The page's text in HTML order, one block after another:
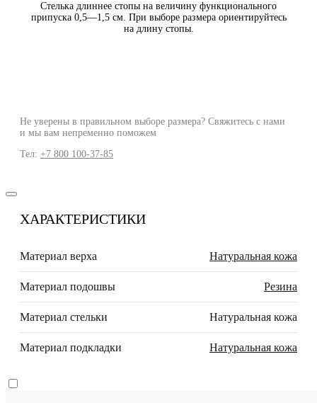
Стелька длиннее стопы на величину функционального
припуска 0,5—1,5 см. При выборе размера ориентируйтесь
на длину стопы.
Не уверены в правильном выборе размера? Свяжитесь с нами
и мы вам непременно поможем
Тел: +7 800 100-37-85
ХАРАКТЕРИСТИКИ
Материал верха Натуральная кожа
Материал подошвы Резина
Материал стельки Натуральная кожа
Материал подкладки Натуральная кожа